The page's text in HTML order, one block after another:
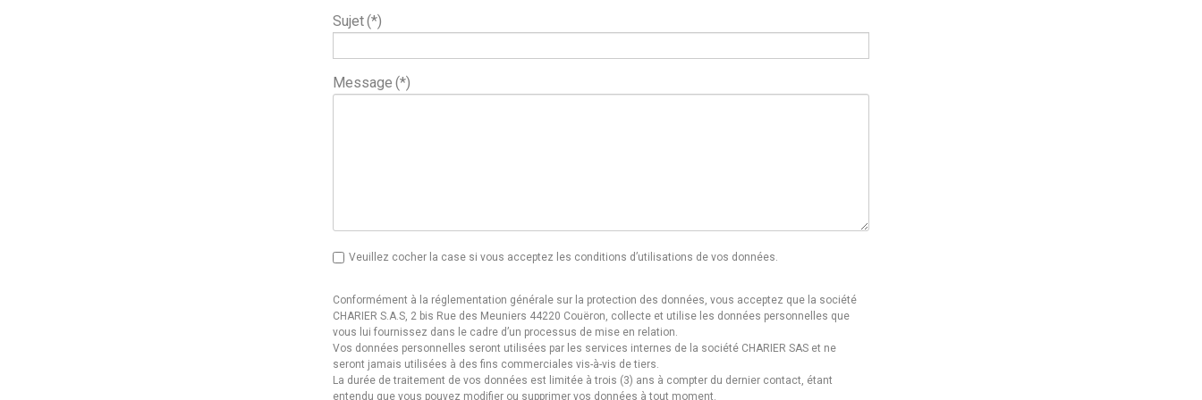
Sujet(*)
Message (*)
Veuillez cocher la case si vous acceptez les conditions d’utilisations de vos données.
Conformément à la réglementation générale sur la protection des données, vous acceptez que la société
CHARIER S.A.S, 2 bis Rue des Meuniers 44220 Couëron, collecte et utilise les données personnelles que
vous lui fournissez dans le cadre d’un processus de mise en relation.
Vos données personnelles seront utilisées par les services internes de la société CHARIER SAS et ne
seront jamais utilisées à des fins commerciales vis-à-vis de tiers.
La durée de traitement de vos données est limitée à trois (3) ans à compter du dernier contact, étant
entendu que vous pouvez modifier ou supprimer vos données à tout moment.